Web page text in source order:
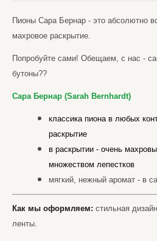
Пионы Сара Бернар - это абсолютно
махровое раскрытие.
Попробуйте сами! Обещаем, с нас -
бутоны??
Сара Бернар (Sarah Bernhardt)
классика пиона в любых
раскрытие
в раскрытии - очень
множеством лепестков
мягкий, нежный аромат - в
Как мы оформляем: стильная
ленты.